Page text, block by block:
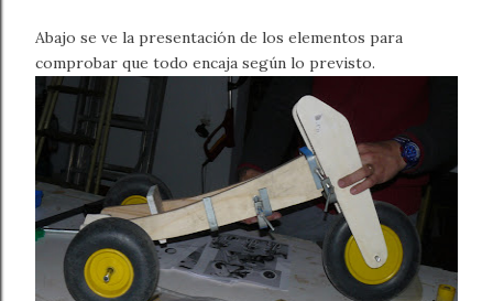
Abajo se ve la presentación de los elementos para
comprobar que todo encaja según lo previsto.